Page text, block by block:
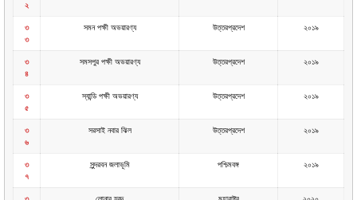
২
৩
৩
সমন পক্ষী অভয়ারণ্য উত্তরপ্রদেশ ২০১৯
৩
৪
সমসপুর পক্ষী অভয়ারণ্য উত্তরপ্রদেশ ২০১৯
৩
৫
স্যান্ডি পক্ষী অভয়ারণ্য উত্তরপ্রদেশ ২০১৯
৩
৬
সরসাই নবার ঝিল উত্তরপ্রদেশ ২০১৯
৩
৭
সুন্দরবন জলাভূমি পশ্চিমবঙ্গ ২০১৯